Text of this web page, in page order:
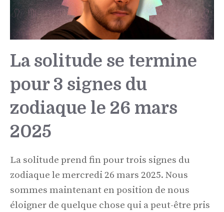
La solitude se termine
pour 3 signes du
zodiaque le 26 mars
2025
La solitude prend fin pour trois signes du
zodiaque le mercredi 26 mars 2025. Nous
sommes maintenant en position de nous
éloigner de quelque chose qui a peut-être pris